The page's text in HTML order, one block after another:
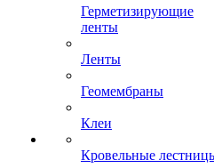
Герметизирующие
ленты
Ленты
Геомембраны
Клеи
Кровельные